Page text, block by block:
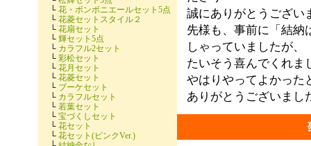
誠にありがとうござい
先様も、事前に「結納
しゃっていましたが、
たいそう喜んでくれま
やはりやってよかった
ありがとうございまし
└ 花・ボンボニエールセット5点
└ 花菱セットスタイル２
└ 花扇セット
└ 輝セット5点
└ カラフル2セット
└ 彩松セット
└ 花月セット
└ 花菱セット
└ ブーケセット
└ カラフルセット
└ 若葉セット
└ 宝づくしセット
└ 花セット
└ 花セット(ピンクVer.)